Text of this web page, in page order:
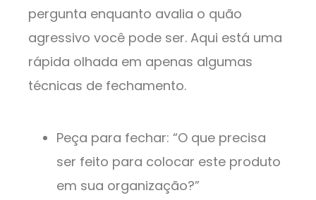
pergunta enquanto avalia o quão
agressivo você pode ser. Aqui está uma
rápida olhada em apenas algumas
técnicas de fechamento.
Peça para fechar: “O que precisa
ser feito para colocar este produto
em sua organização?”